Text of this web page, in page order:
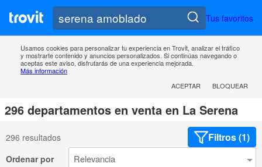
Tus favoritos
Usamos cookies para personalizar tu experiencia en Trovit, analizar el tráfico
y mostrarte contenido y anuncios personalizados. Si continúas navegando o
aceptas este aviso, disfrutarás de una experiencia mejorada.
Más información
ACEPTAR
BLOQUEAR
296 departamentos en venta en La Serena
296 resultados Filtros (1)
Ordenar por